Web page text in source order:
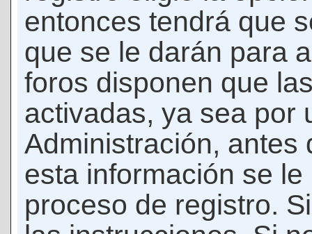
entonces tendrá que
que se le darán para
foros disponen que
activadas, ya sea por
Administración, antes
esta información se
proceso de registro.